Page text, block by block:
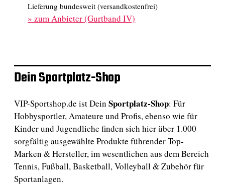
Lieferung bundesweit (versandkostenfrei)
»zum Anbieter (Gurtband IV)
Dein Sportplatz-Shop
VIP-Sportshop.de ist Dein Sportplatz-Shop: Für
Hobbysportler, Amateure und Profis, ebenso wie für
Kinder und Jugendliche finden sich hier über 1.000
sorgfältig ausgewählte Produkte führender Top-
Marken & Hersteller, im wesentlichen aus dem Bereich
Tennis, Fußball, Basketball, Volleyball & Zubehör für
Sportanlagen.